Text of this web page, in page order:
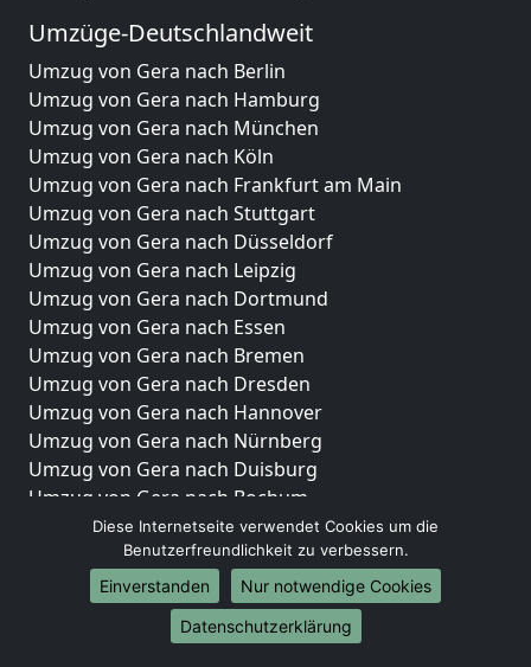
Umzüge-Deutschlandweit
Umzug von Gera nach Berlin
Umzug von Gera nach Hamburg
Umzug von Gera nach München
Umzug von Gera nach Köln
Umzug von Gera nach Frankfurt am Main
Umzug von Gera nach Stuttgart
Umzug von Gera nach Düsseldorf
Umzug von Gera nach Leipzig
Umzug von Gera nach Dortmund
Umzug von Gera nach Essen
Umzug von Gera nach Bremen
Umzug von Gera nach Dresden
Umzug von Gera nach Hannover
Umzug von Gera nach Nürnberg
Umzug von Gera nach Duisburg
Umzug von Gera nach Bochum
Umzug von Gera nach Wuppertal
Umzug von Gera nach Bielefeld
Umzug von Gera nach Bonn
Umzug von Gera nach Münster
Diese Internetseite verwendet Cookies um die
Benutzerfreundlichkeit zu verbessern.
Einverstanden
Nur notwendige Cookies
Datenschutzerklärung